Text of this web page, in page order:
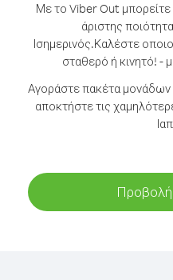
Με το Viber Out μπορείτε
άριστης
Ισημερινός.Καλέστε
σταθερό ή κινητό! -
Αγοράστε πακέτα
αποκτήστε τις